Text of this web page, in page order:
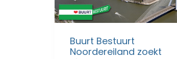
Buurt Bestuurt
Noordereiland zoekt